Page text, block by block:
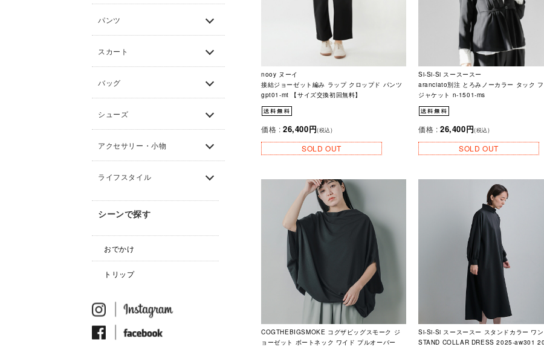
パンツ
スカート
バッグ
シューズ
アクセサリー・小物
ライフスタイル
シーンで探す
おでかけ
トリップ
nooy ヌーイ
接結ジョーゼット編み ラップ クロップド パンツ
gpt01-mt 【サイズ交換初回無料】
価格 : 26,400円(税込)
SOLD OUT
Si-Si-Si スースースー
aranciato別注 とろみノーカラー タック フ
ジャケット n-1501-ms
価格 : 26,400円(税込)
SOLD OUT
COGTHEBIGSMOKE コグザビッグスモーク ジ
ョーゼット ボートネック ワイド プルオーバー
Si-Si-Si スースースー スタンドカラー ワン
STAND COLLAR DRESS 2025-aw301